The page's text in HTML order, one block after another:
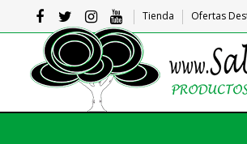
Tienda Ofertas